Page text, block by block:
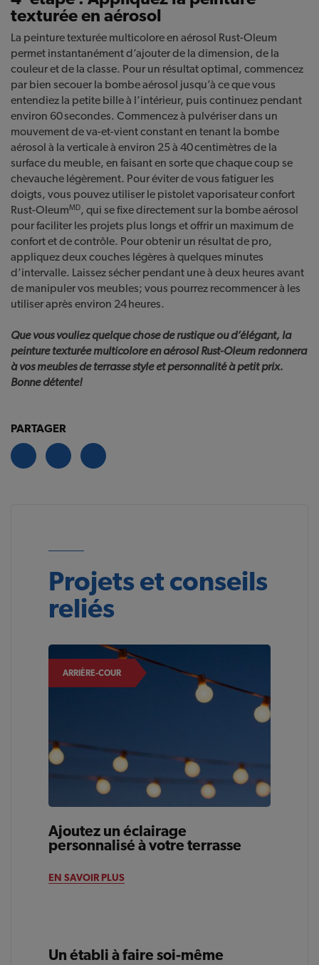
texturée en aérosol
La peinture texturée multicolore en aérosol Rust-Oleum
permet instantanément d’ajouter de la dimension, de la
couleur et de la classe. Pour un résultat optimal, commencez
par bien secouer la bombe aérosol jusqu’à ce que vous
entendiez la petite bille à l’intérieur, puis continuez pendant
environ 60 secondes. Commencez à pulvériser dans un
mouvement de va-et-vient constant en tenant la bombe
aérosol à la verticale à environ 25 à 40 centimètres de la
surface du meuble, en faisant en sorte que chaque coup se
chevauche légèrement. Pour éviter de vous fatiguer les
doigts, vous pouvez utiliser le pistolet vaporisateur confort
Rust-OleumMD, qui se fixe directement sur la bombe aérosol
pour faciliter les projets plus longs et offrir un maximum de
confort et de contrôle. Pour obtenir un résultat de pro,
appliquez deux couches légères à quelques minutes
d’intervalle. Laissez sécher pendant une à deux heures avant
de manipuler vos meubles; vous pourrez recommencer à les
utiliser après environ 24 heures.
Que vous vouliez quelque chose de rustique ou d’élégant, la
peinture texturée multicolore en aérosol Rust-Oleum redonnera
à vos meubles de terrasse style et personnalité à petit prix.
Bonne détente!
PARTAGER
Projets et conseils
reliés
ARRIÈRE-COUR
Ajoutez un éclairage
personnalisé à votre terrasse
EN SAVOIR PLUS
ARRIÈRE-COUR
Un établi à faire soi-même